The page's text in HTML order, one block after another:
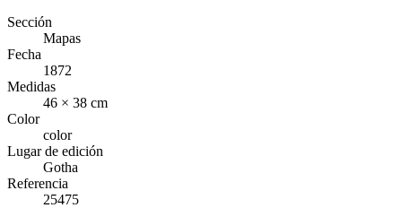
Sección
Mapas
Fecha
1872
Medidas
46 × 38 cm
Color
color
Lugar de edición
Gotha
Referencia
25475